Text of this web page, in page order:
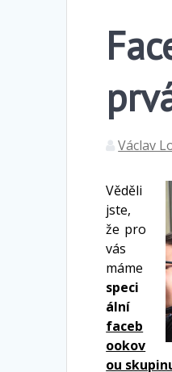
Václav
Věděli
jste,
že pro
vás
máme
speci
ální
faceb
ookov
ou